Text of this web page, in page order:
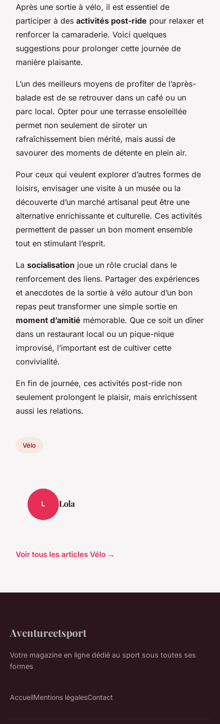
Après une sortie à vélo, il est essentiel de
participer à des activités post-ride pour relaxer et
renforcer la camaraderie. Voici quelques
suggestions pour prolonger cette journée de
manière plaisante.
L’un des meilleurs moyens de profiter de l’après-
balade est de se retrouver dans un café ou un
parc local. Opter pour une terrasse ensoleillée
permet non seulement de siroter un
rafraîchissement bien mérité, mais aussi de
savourer des moments de détente en plein air.
Pour ceux qui veulent explorer d’autres formes de
loisirs, envisager une visite à un musée ou la
découverte d’un marché artisanal peut être une
alternative enrichissante et culturelle. Ces activités
permettent de passer un bon moment ensemble
tout en stimulant l’esprit.
La socialisation joue un rôle crucial dans le
renforcement des liens. Partager des expériences
et anecdotes de la sortie à vélo autour d’un bon
repas peut transformer une simple sortie en
moment d’amitié mémorable. Que ce soit un dîner
dans un restaurant local ou un pique-nique
improvisé, l’important est de cultiver cette
convivialité.
En fin de journée, ces activités post-ride non
seulement prolongent le plaisir, mais enrichissent
aussi les relations.
Vélo
L Lola
Voir tous les articles Vélo →
Aventureetsport
Votre magazine en ligne dédié au sport sous toutes ses
formes
AccueilMentions légalesContact